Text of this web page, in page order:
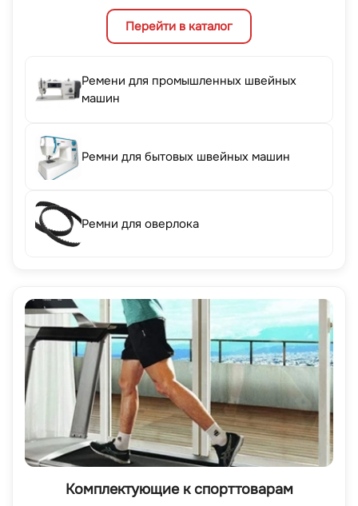
Перейти в каталог
Ремени для промышленных швейных
машин
Ремни для бытовых швейных машин
Ремни для оверлока
Комплектующие к спорттоварам